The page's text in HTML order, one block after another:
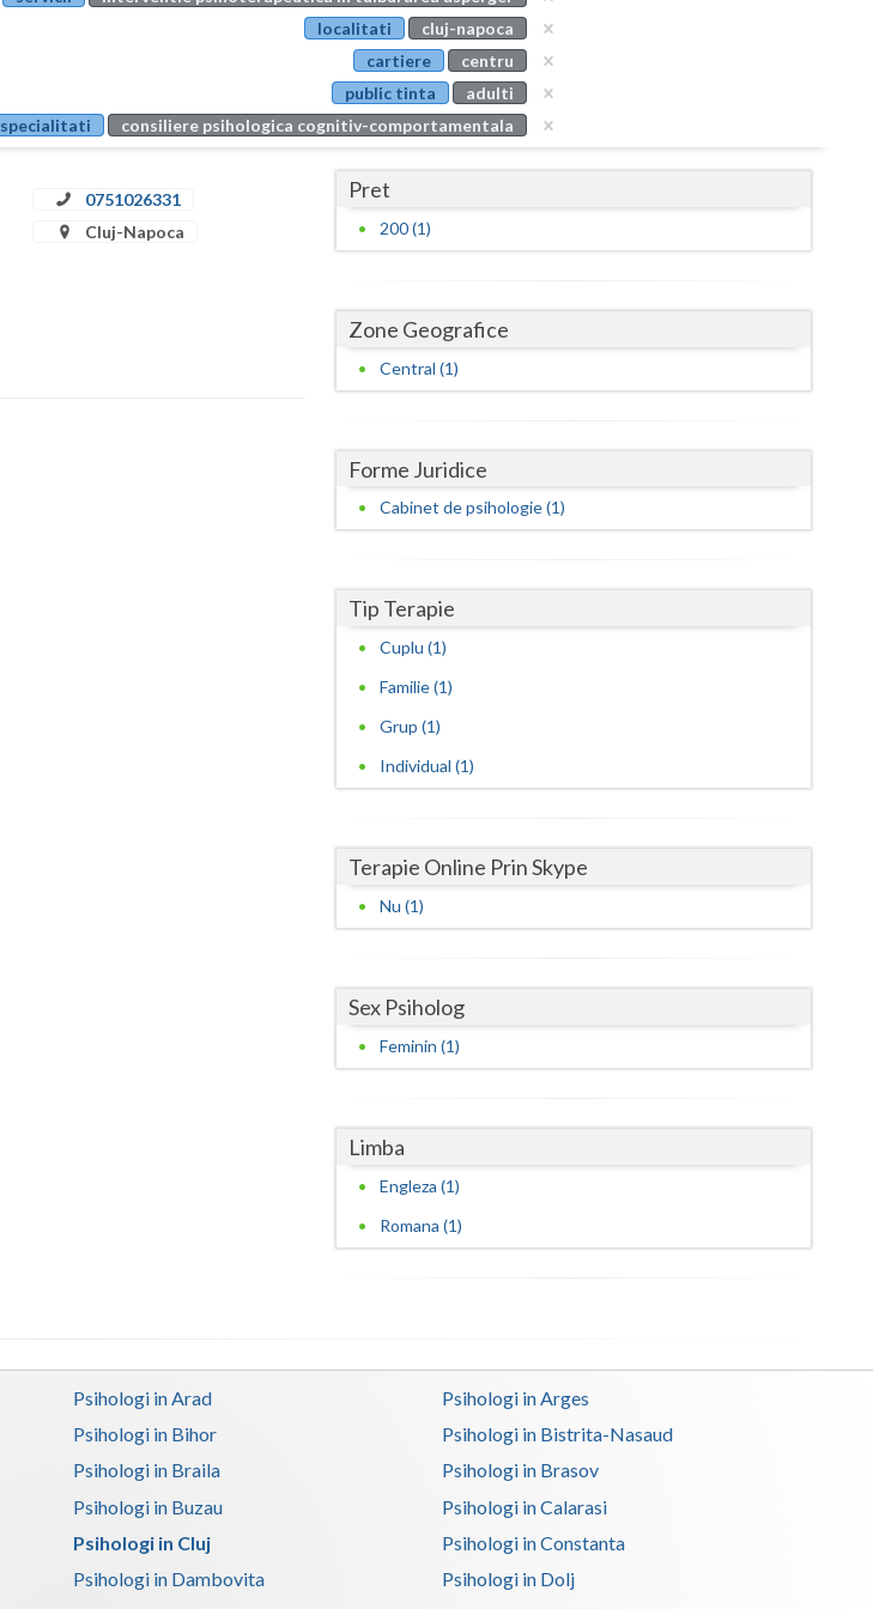
Buzau
Calarasi
Caras-Severin
Covasna
Dolj
Galati
Giurgiu
Gorj
Hunedoara
Mures
Neamt
Salaj
Valcea
Vaslui
Vrancea
localitati
cluj-napoca
cartiere
centru
public tinta
adulti
specialitati
consiliere psihologica cognitiv-comportamentala
0751026331
Cluj-Napoca
Pret
200 (1)
Zone Geografice
Central (1)
Forme Juridice
Cabinet de psihologie (1)
Tip Terapie
Cuplu (1)
Familie (1)
Grup (1)
Individual (1)
Terapie Online Prin Skype
Nu (1)
Sex Psiholog
Feminin (1)
Limba
Engleza (1)
Romana (1)
Psihologi in Arad
Psihologi in Arges
Psihologi in Bihor
Psihologi in Bistrita-Nasaud
Psihologi in Braila
Psihologi in Brasov
Psihologi in Buzau
Psihologi in Calarasi
Psihologi in Cluj
Psihologi in Constanta
Psihologi in Dambovita
Psihologi in Dolj